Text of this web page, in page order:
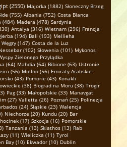
(2550) Majorka (1882) Słoneczny Brzeg
(755) Albania (752) Costa Blanca
(484) Madera (478) Sardynia
Antalya (316) Wietnam (296) Francja
(194) Bali (193) Mellieha
Węgry (147) Costa de la Luz
(102) Słowenia (101) Mykonos
Zielonego Przylądka
(64) Mahdia (64) Bibione (63) Ustronie
(56) Mielno (56) Emiraty Arabskie
(43) Pomorie (43) Konakli
(38) Biograd na Moru (38) Trogir
Pag (33) Małopolskie (33) Manavgat
(27) Valletta (26) Poznań (25) Polinezja
(24) Śląskie (23) Walencja
Niechorze (20) Kundu (20) Bar
(17) Szkocja (16) Pomorskie
Tanzania (13) Skiathos (13) Rab
(11) Wieliczka (11) Tyrol
Bay (10) Ekwador (10) Dublin